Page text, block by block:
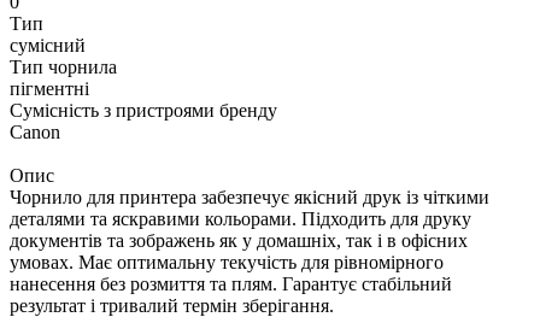
Тип
сумісний
Тип чорнила
пігментні
Сумісність з пристроями бренду
Canon
Опис
Чорнило для принтера забезпечує якісний друк із чіткими
деталями та яскравими кольорами. Підходить для друку
документів та зображень як у домашніх, так і в офісних
умовах. Має оптимальну текучість для рівномірного
нанесення без розмиття та плям. Гарантує стабільний
результат і тривалий термін зберігання.